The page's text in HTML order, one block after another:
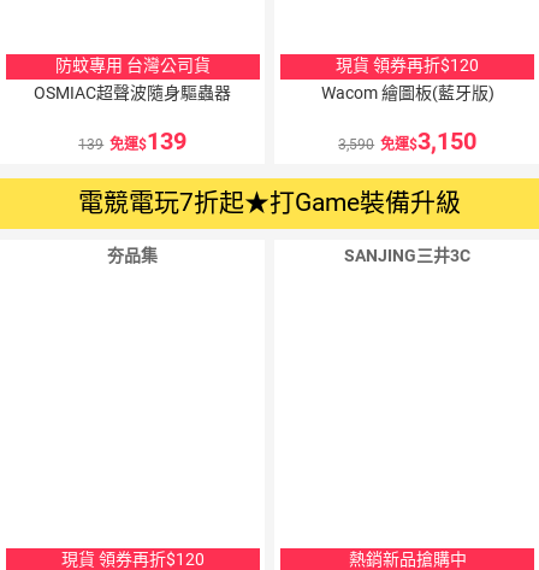
防蚊專用 台灣公司貨
OSMIAC超聲波隨身驅蟲器
139 免運 139
現貨 領券再折$120
Wacom 繪圖板(藍牙版)
3,590 免運 3,150
電競電玩7折起★打Game裝備升級
夯品集
現貨 領券再折$120
SANJING三井3C
熱銷新品搶購中